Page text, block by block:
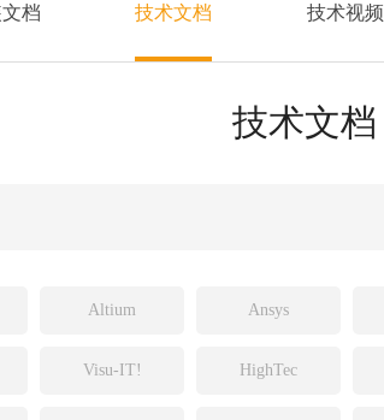
Source Insight
Incredibuild
档 技术文档 技术视频
技术文档
Altium Ansys
Visu-IT! HighTec